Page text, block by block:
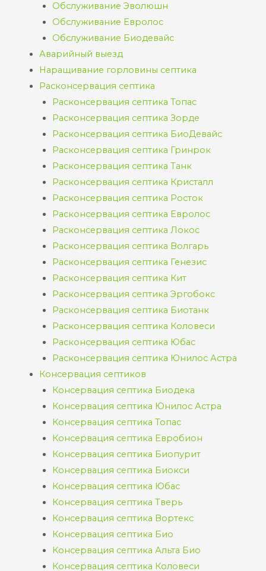
Обслуживание Эволюшн
Обслуживание Евролос
Обслуживание Биодевайс
Аварийный выезд
Наращивание горловины септика
Расконсервация септика
Расконсервация септика Топас
Расконсервация септика Зорде
Расконсервация септика БиоДевайс
Расконсервация септика Гринрок
Расконсервация септика Танк
Расконсервация септика Кристалл
Расконсервация септика Росток
Расконсервация септика Евролос
Расконсервация септика Локос
Расконсервация септика Волгарь
Расконсервация септика Генезис
Расконсервация септика Кит
Расконсервация септика Эргобокс
Расконсервация септика Биотанк
Расконсервация септика Коловеси
Расконсервация септика Юбас
Расконсервация септика Юнилос Астра
Консервация септиков
Консервация септика Биодека
Консервация септика Юнилос Астра
Консервация септика Топас
Консервация септика Евробион
Консервация септика Биопурит
Консервация септика Биокси
Консервация септика Юбас
Консервация септика Тверь
Консервация септика Вортекс
Консервация септика Био
Консервация септика Альта Био
Консервация септика Коловеси